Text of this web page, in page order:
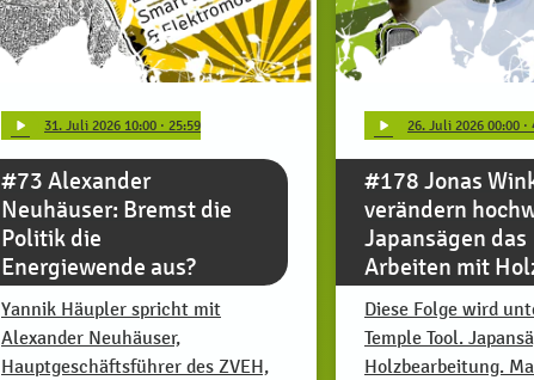
play_arrow 31. Juli 2026 10:00 · 25:59
#73 Alexander
Neuhäuser: Bremst die
Politik die
Energiewende aus?
Yannik Häupler spricht mit
Alexander Neuhäuser,
Hauptgeschäftsführer des ZVEH,
play_arrow 26. Juli 2026 00:00 ·
#178 Jonas
verändern
Japansägen das
Arbeiten mit
Diese Folge wird
Temple Tool.
Holzbearbeitung.